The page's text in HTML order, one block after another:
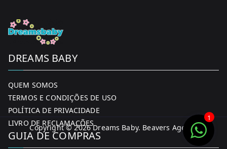
DREAMS BABY
QUEM SOMOS
TERMOS E CONDIÇÕES DE USO
POLÍTICA DE PRIVACIDADE
LIVRO DE RECLAMAÇÕES
GUIA DE COMPRAS
Copyright © 2026Dreams Baby. Beavers Agency
1